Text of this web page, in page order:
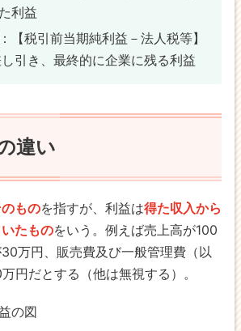
利益
：【税引前当期純利益－法人税等】
引き、最終的に企業に残る利益
違い
ものを指すが、利益は得た収入から
たものをいう。例えば売上高が100
万円、販売費及び一般管理費（以
円だとする（他は無視する）。